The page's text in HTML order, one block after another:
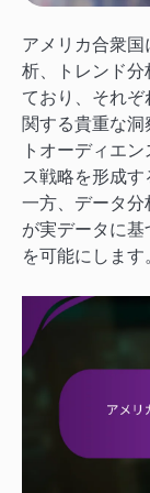
アメリカ合衆
析、トレンド
ており、それ
関する貴重な
トオーディエ
ス戦略を形成す
一方、データ
が実データに
を可能にします